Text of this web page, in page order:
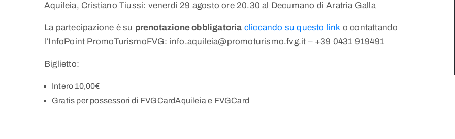
Aquileia, Cristiano Tiussi: venerdì 29 agosto ore 20.30 al Decumano di Aratria Galla
La partecipazione è su prenotazione obbligatoria cliccando su questo link o contattando
l’InfoPoint PromoTurismoFVG: info.aquileia@promoturismo.fvg.it – +39 0431 919491
Biglietto:
Intero 10,00€
Gratis per possessori di FVGCardAquileia e FVGCard